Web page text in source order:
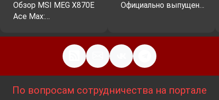
Обзор MSI MEG X870E
Ace Max:…
Официально выпущен…
По вопросам сотрудничества на портале